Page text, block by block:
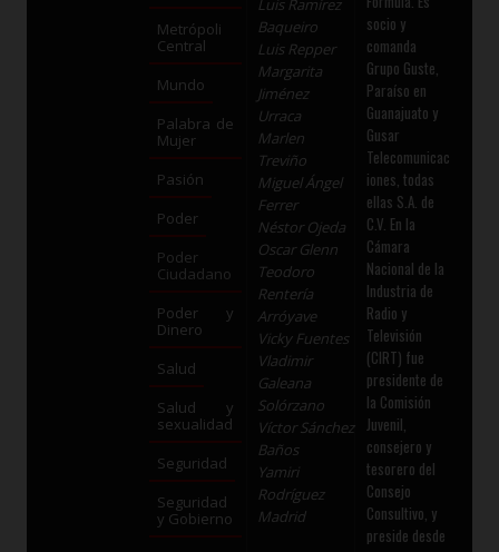
Metrópoli
Central
Mundo
Palabra de
Mujer
Pasión
Poder
Poder
Ciudadano
Poder y
Dinero
Salud
Salud y
sexualidad
Seguridad
Seguridad
y Gobierno
Luis Ramírez
Baqueiro
Luis Repper
Margarita
Jiménez
Urraca
Marlen
Treviño
Miguel Ángel
Ferrer
Néstor Ojeda
Oscar Glenn
Teodoro
Rentería
Arróyave
Vicky Fuentes
Vladimir
Galeana
Solórzano
Víctor Sánchez
Baños
Yamiri
Rodríguez
Madrid
socio y
comanda
Grupo Guste,
Paraíso en
Guanajuato y
Gusar
Telecomunicac
iones, todas
ellas S.A. de
C.V. En la
Cámara
Nacional de la
Industria de
Radio y
Televisión
(CIRT) fue
presidente de
la Comisión
Juvenil,
consejero y
tesorero del
Consejo
Consultivo, y
preside desde